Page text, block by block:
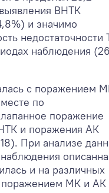
ВНТК
и значимо
недостаточности
наблюдения
с поражением
по
поражение
и поражения АК
При анализе
и на различных
поражением МК и АК